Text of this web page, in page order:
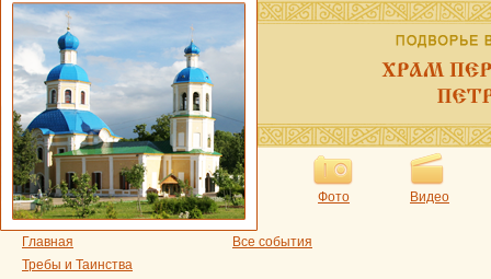
Фото Видео
Главная
Требы и Таинства
Все события